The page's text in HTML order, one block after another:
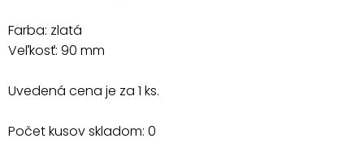
Farba: zlatá
Veľkosť: 90 mm
Uvedená cena je za 1 ks.
Počet kusov skladom: 0